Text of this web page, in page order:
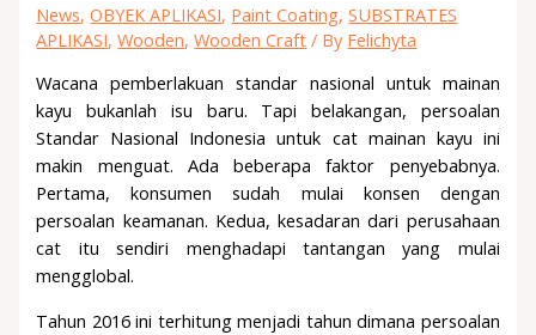
News,OBYEK APLIKASI, Paint Coating,SUBSTRATES
APLIKASI,Wooden,Wooden Craft / By Felichyta
Wacana pemberlakuan standar nasional untuk mainan
kayu bukanlah isu baru. Tapi belakangan, persoalan
Standar Nasional Indonesia untuk cat mainan kayu ini
makin menguat. Ada beberapa faktor penyebabnya.
Pertama, konsumen sudah mulai konsen dengan
persoalan keamanan. Kedua, kesadaran dari perusahaan
cat itu sendiri menghadapi tantangan yang mulai
mengglobal.
Tahun 2016 ini terhitung menjadi tahun dimana persoalan